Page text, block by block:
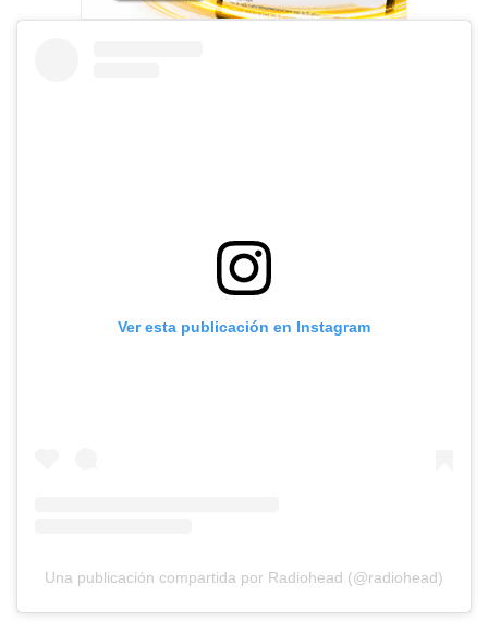
Ver esta publicación en Instagram
Una publicación compartida por Radiohead (@radiohead)